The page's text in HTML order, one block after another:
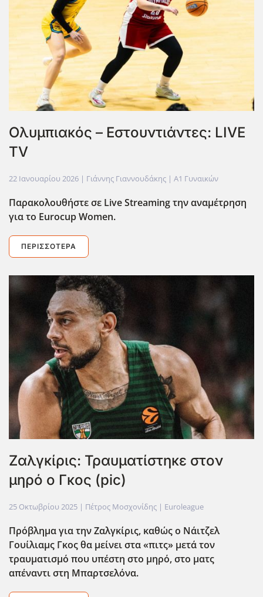
Ολυμπιακός – Εστουντιάντες: LIVE
TV
22 Ιανουαρίου 2026 | Γιάννης Γιαννουδάκης | Α1 Γυναικών
Παρακολουθήστε σε LiveStreamingτην αναμέτρηση
για το EurocupWomen.
ΠΕΡΙΣΣΌΤΕΡΑ
Ζαλγκίρις: Τραυματίστηκε στον
μηρό ο Γκος (pic)
25 Οκτωβρίου 2025 | Πέτρος Μοσχονίδης | Euroleague
Πρόβλημα για την Ζαλγκίρις, καθώς ο Νάιτζελ
Γουίλιαμς Γκος θα μείνει στα «πιτς» μετά τον
τραυματισμό που υπέστη στο μηρό, στο ματς
απέναντι στη Μπαρτσελόνα.